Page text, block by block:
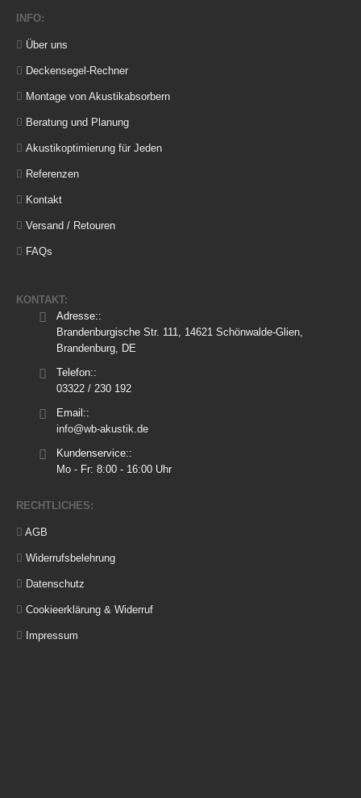
INFO:
Über uns
Deckensegel-Rechner
Montage von Akustikabsorbern
Beratung und Planung
Akustikoptimierung für Jeden
Referenzen
Kontakt
Versand / Retouren
FAQs
KONTAKT:
Adresse::
Brandenburgische Str. 111, 14621 Schönwalde-Glien,
Brandenburg, DE
Telefon::
03322 / 230 192
Email::
info@wb-akustik.de
Kundenservice::
Mo - Fr: 8:00 - 16:00 Uhr
RECHTLICHES:
AGB
Widerrufsbelehrung
Datenschutz
Cookieerklärung & Widerruf
Impressum